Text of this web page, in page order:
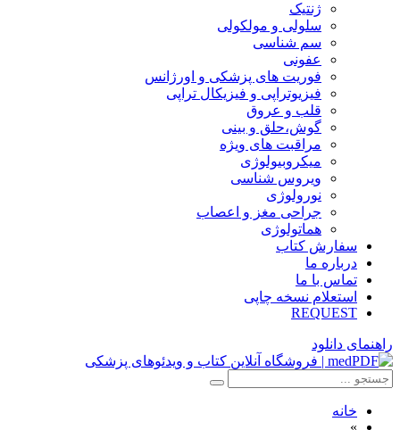
ژنتیک
سلولی و مولکولی
سم شناسی
عفونی
فوریت های پزشکی و اورژانس
فیزیوتراپی و فیزیکال تراپی
قلب و عروق
گوش،حلق و بینی
مراقبت های ویژه
میکروبیولوژی
ویروس شناسی
نورولوژی
جراحی مغز و اعصاب
هماتولوژی
سفارش کتاب
درباره ما
تماس با ما
استعلام نسخه چاپی
REQUEST
راهنمای دانلود
خانه
»